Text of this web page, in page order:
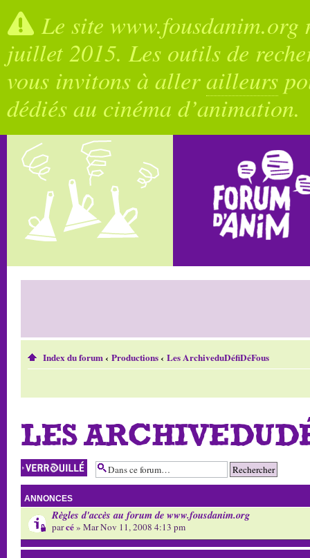
Le site
juillet 2015. Les outils de
vous invitons à allerailleurs
dédiés au cinéma d’animation.
Index du forum‹ Productions‹ Les ArchiveduDéfiDéFous
LES
Forum verrouillé
ANNONCES
Règles d'accès au forum de www.fousdanim.org
parcé» Mar Nov 11, 2008 4:13 pm